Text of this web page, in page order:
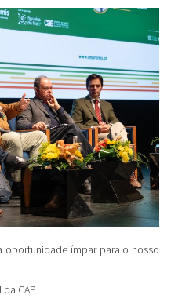
oportunidade ímpar para o nosso
CAP